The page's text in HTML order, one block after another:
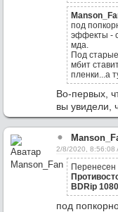
под
эффекты -
мда.
Под
мбит
пленки...а
Во-первых,
вы увидели,
2/8/2020, 8:56:08
Перенесен
BDRip
под